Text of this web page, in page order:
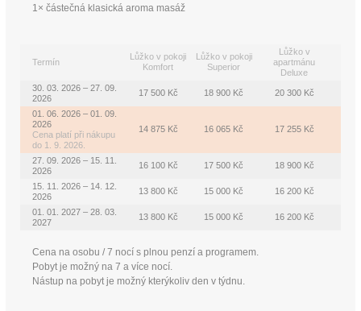
1× částečná klasická aroma masáž
Termín
Lůžko v pokoji
Komfort
Lůžko v pokoji
Superior
Lůžko v
apartmánu
Deluxe
30. 03. 2026 – 27. 09.
2026
17 500 Kč 18 900 Kč 20 300 Kč
01. 06. 2026 – 01. 09.
2026
Cena platí při nákupu
do 1. 9. 2026.
14 875 Kč 16 065 Kč 17 255 Kč
27. 09. 2026 – 15. 11.
2026
16 100 Kč 17 500 Kč 18 900 Kč
15. 11. 2026 – 14. 12.
2026
13 800 Kč 15 000 Kč 16 200 Kč
01. 01. 2027 – 28. 03.
2027
13 800 Kč 15 000 Kč 16 200 Kč
Cena na osobu / 7 nocí s plnou penzí a programem.
Pobyt je možný na 7 a více nocí.
Nástup na pobyt je možný kterýkoliv den v týdnu.